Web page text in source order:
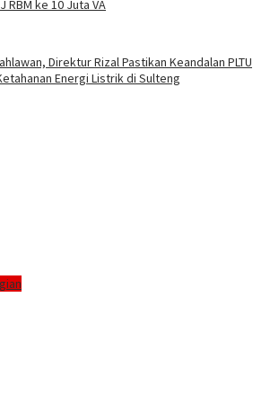
RBM ke 10 Juta VA
Direktur Rizal Pastikan Keandalan PLTU
Energi Listrik di Sulteng